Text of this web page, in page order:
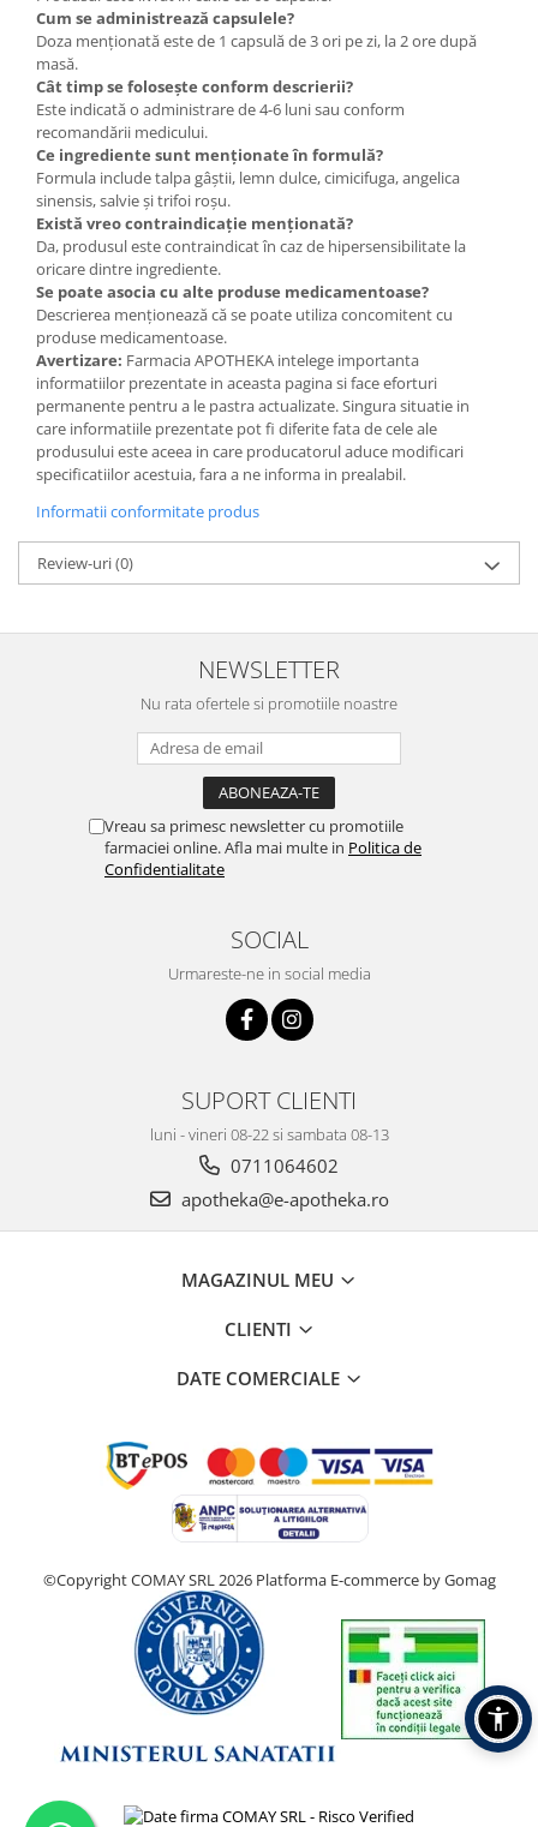
Cum se administrează capsulele?
Doza menționată este de 1 capsulă de 3 ori pe zi, la 2 ore după
masă.
Cât timp se folosește conform descrierii?
Este indicată o administrare de 4-6 luni sau conform
recomandării medicului.
Ce ingrediente sunt menționate în formulă?
Formula include talpa gâștii, lemn dulce, cimicifuga, angelica
sinensis, salvie și trifoi roșu.
Există vreo contraindicație menționată?
Da, produsul este contraindicat în caz de hipersensibilitate la
oricare dintre ingrediente.
Se poate asocia cu alte produse medicamentoase?
Descrierea menționează că se poate utiliza concomitent cu
produse medicamentoase.
Avertizare: Farmacia APOTHEKA intelege importanta
informatiilor prezentate in aceasta pagina si face eforturi
permanente pentru a le pastra actualizate. Singura situatie in
care informatiile prezentate pot fi diferite fata de cele ale
produsului este aceea in care producatorul aduce modificari
specificatiilor acestuia, fara a ne informa in prealabil.
Informatii conformitate produs
Review-uri(0)
NEWSLETTER
Nu rata ofertele si promotiile noastre
Vreau sa primesc newsletter cu promotiile
farmaciei online. Afla mai multe in Politica de
Confidentialitate
SOCIAL
Urmareste-ne in social media
SUPORT CLIENTI
luni - vineri 08-22 si sambata 08-13
0711064602
apotheka@e-apotheka.ro
MAGAZINUL MEU
CLIENTI
DATE COMERCIALE
©Copyright COMAY SRL 2026 Platforma E-commerce by Gomag